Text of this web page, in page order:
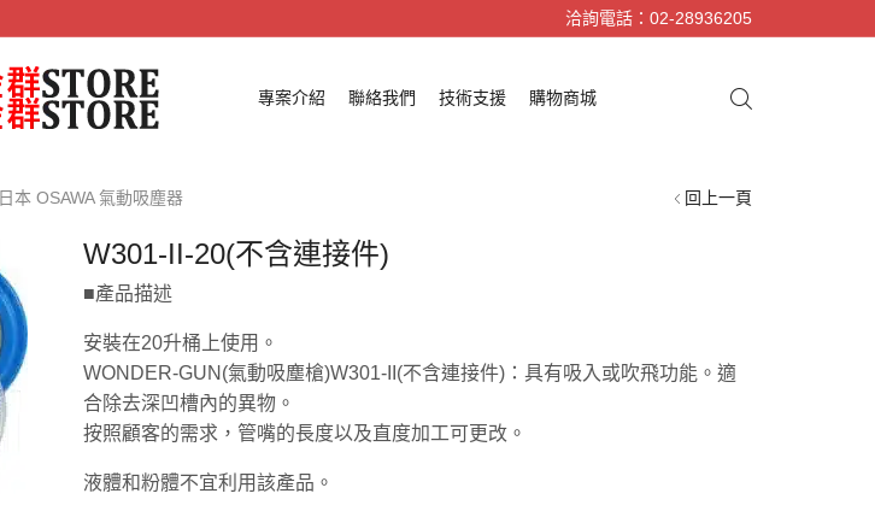
洽詢電話：02-28936205
專案介紹 聯絡我們 技術支援 購物商城
日本 OSAWA 氣動吸塵器 回上一頁
W301-II-20(不含連接件)
■產品描述
安裝在20升桶上使用。
WONDER-GUN(氣動吸塵槍)W301-II(不含連接件)：具有吸入或吹飛功能。 適
合除去深凹槽內的異物。
按照顧客的需求，管嘴的長度以及直度加工可更改。
液體和粉體不宜利用該產品。